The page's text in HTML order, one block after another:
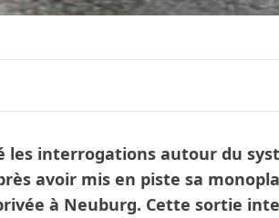
les interrogations autour du
avoir mis en piste sa
à Neuburg. Cette sortie